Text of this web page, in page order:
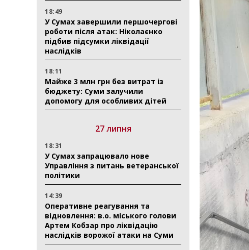
18:49
У Сумах завершили першочергові
роботи після атак: Ніколаєнко
підбив підсумки ліквідації
наслідків
18:11
Майже 3 млн грн без витрат із
бюджету: Суми залучили
допомогу для особливих дітей
27 липня
18:31
У Сумах запрацювало нове
Управління з питань ветеранської
політики
14:39
Оперативне реагування та
відновлення: в.о. міського голови
Артем Кобзар про ліквідацію
наслідків ворожої атаки на Суми